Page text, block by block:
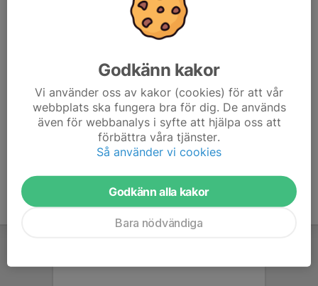
om radiostyrd bilsport är något för dig.
prova på lite. (Söndagar kl.11-12)
Vi har möjlighet att ordna företagsevent, en tävling mellan
kollegorna är alltid roligt.
Godkänn kakor
Vi använder oss av kakor (cookies) för att vår
webbplats ska fungera bra för dig. De används
även för webbanalys i syfte att hjälpa oss att
förbättra våra tjänster.
Så använder vi cookies
Godkänn alla kakor
Bara nödvändiga